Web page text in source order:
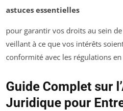
astuces essentielles
pour garantir vos droits au sein
veillant à ce que vos intérêts
conformité avec les régulations
Guide Complet sur
Juridique pour